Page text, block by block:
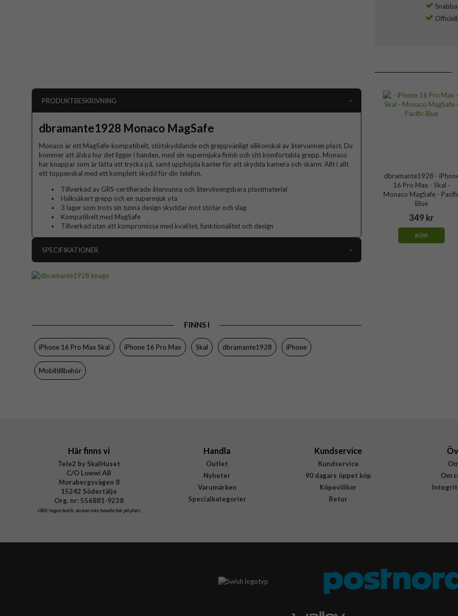
dbramante1928 -
16 Pro Max - Skal -
Monaco MagSafe -
Blue
349 kr
KÖP
PRODUKTBESKRIVNING
dbramante1928 Monaco MagSafe
Monaco är ett MagSafe-kompatibelt, stötskyddande och greppvänligt silikonskal av återvunnen plast. Du
kommer att älska hur det ligger i handen, med sin supermjuka finish och sitt komfortabla grepp. Monaco
har knappar som är lätta att trycka på, samt upphöjda kanter för att skydda kamera och skärm. Allt i allt
ett toppenskal med ett komplett skydd för din telefon.
Tillverkad av GRS-certifierade återvunna och återvinningsbara plastmaterial
Halksäkert grepp och en supermjuk yta
3 lager som trots sin tunna design skyddar mot stötar och slag
Kompatibelt med MagSafe
Tillverkad utan att kompromissa med kvalitet, funktionalitet och design
SPECIFIKATIONER
Material
Varumärke
FINNS I
iPhone 16 Pro Max Skal iPhone 16 Pro Max Skal dbramante1928 iPhone
Mobiltillbehör
Här finns vi
Tele2 by SkalHuset
C/O Lowwi AB
Morabergsvägen 8
15242 Södertälje
Org. nr: 556881-9238
OBS!Ingen butik, du kan inte handla här på plats
Handla
Outlet
Nyheter
Varumärken
Specialkategorier
Kundservice
Kundservice
90 dagars öppet köp
Köpevillkor
Retur
Om